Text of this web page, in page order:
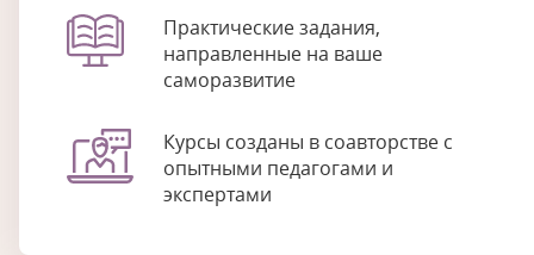
Практические задания,
направленные на ваше
саморазвитие
Курсы созданы в соавторстве с
опытными педагогами и
экспертами